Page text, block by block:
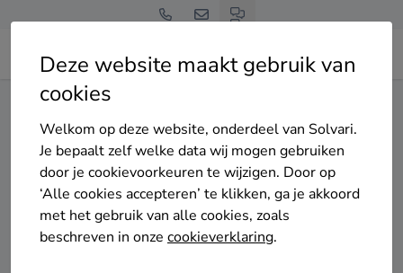
Deze website maakt gebruik van
cookies
Welkom op deze website, onderdeel van Solvari.
Je bepaalt zelf welke data wij mogen gebruiken
door je cookievoorkeuren te wijzigen. Door op
‘Alle cookies accepteren’ te klikken, ga je akkoord
met het gebruik van alle cookies, zoals
beschreven in onze cookieverklaring.
Home Airco Overijssel
Gratis en vrijblijvend
Top 20 airco
installateurs in Hengelo
(O.)